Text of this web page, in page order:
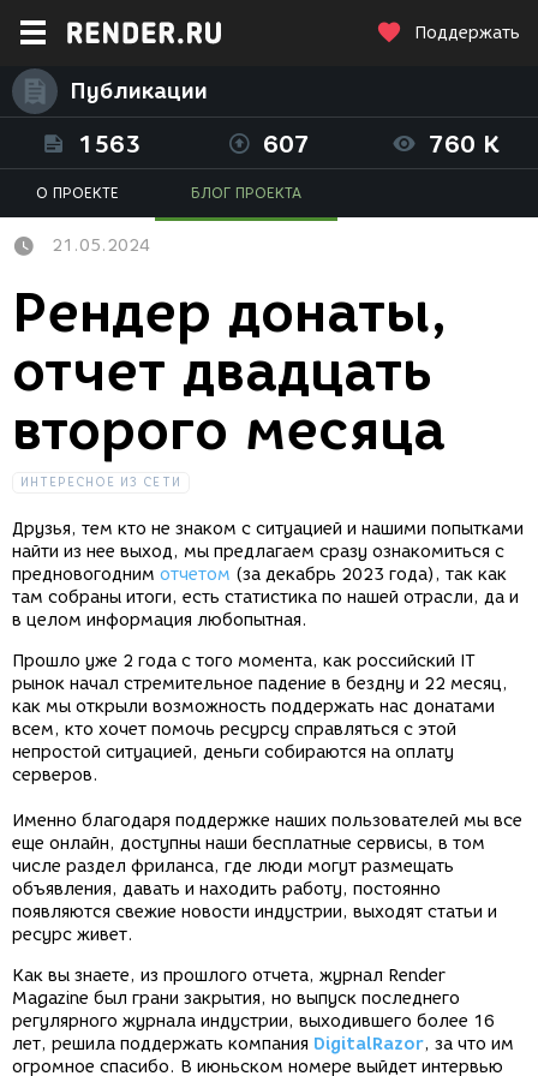
Поддержать
Публикации
1563 607 760 K
О ПРОЕКТЕ БЛОГ ПРОЕКТА
21.05.2024
Рендер донаты,
отчет двадцать
второго месяца
ИНТЕРЕСНОЕ ИЗ СЕТИ
Друзья, тем кто не знаком с ситуацией и нашими попытками
найти из нее выход, мы предлагаем сразу ознакомиться с
предновогодним отчетом (за декабрь 2023 года), так как
там собраны итоги, есть статистика по нашей отрасли, да и
в целом информация любопытная.
Прошло уже 2 года с того момента, как российский IT
рынок начал стремительное падение в бездну и 22 месяц,
как мы открыли возможность поддержать нас донатами
всем, кто хочет помочь ресурсу справляться с этой
непростой ситуацией, деньги собираются на оплату
серверов.
Именно благодаря поддержке наших пользователей мы все
еще онлайн, доступны наши бесплатные сервисы, в том
числе раздел фриланса, где люди могут размещать
объявления, давать и находить работу, постоянно
появляются свежие новости индустрии, выходят статьи и
ресурс живет.
Как вы знаете, из прошлого отчета, журнал Render
Magazine был грани закрытия, но выпуск последнего
регулярного журнала индустрии, выходившего более 16
лет, решила поддержать компания DigitalRazor, за что им
огромное спасибо. В июньском номере выйдет интервью